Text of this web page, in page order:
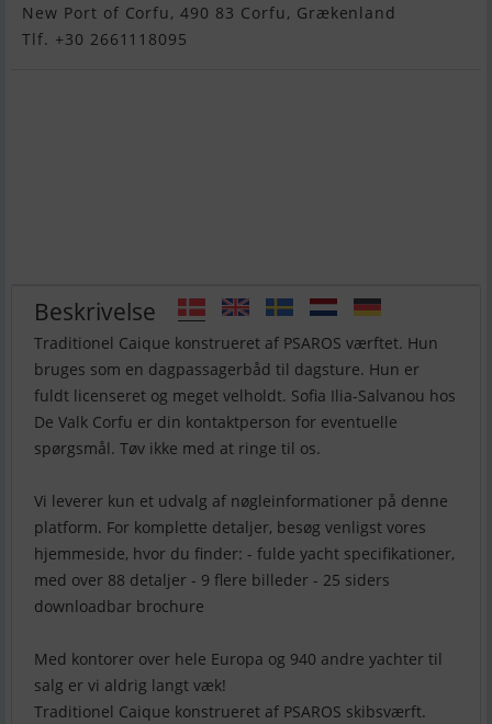
New Port of Corfu, 490 83 Corfu, Grækenland
Tlf. +30 2661118095
Beskrivelse
Traditionel Caique konstrueret af PSAROS værftet. Hun
bruges som en dagpassagerbåd til dagsture. Hun er
fuldt licenseret og meget velholdt. Sofia Ilia-Salvanou hos
De Valk Corfu er din kontaktperson for eventuelle
spørgsmål. Tøv ikke med at ringe til os.
Vi leverer kun et udvalg af nøgleinformationer på denne
platform. For komplette detaljer, besøg venligst vores
hjemmeside, hvor du finder: - fulde yacht specifikationer,
med over 88 detaljer - 9 flere billeder - 25 siders
downloadbar brochure
Med kontorer over hele Europa og 940 andre yachter til
salg er vi aldrig langt væk!
Traditionel Caique konstrueret af PSAROS skibsværft.